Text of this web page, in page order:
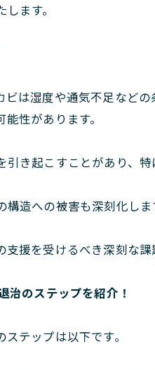
ます。
は湿度や通気不足など
性があります。
き起こすことがあり、
造への被害も深刻化し
援を受けるべき深刻な課
治のステップを紹介！
テップは以下です。